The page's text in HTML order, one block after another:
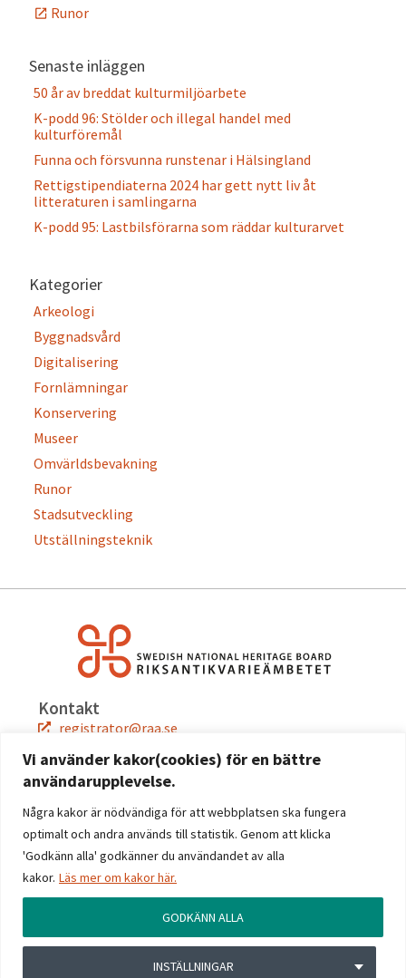
Vi använder kakor(cookies) för en bättre
användarupplevelse.
Några kakor är nödvändiga för att webbplatsen ska fungera
optimalt och andra används till statistik. Genom att klicka
'Godkänn alla' godkänner du användandet av alla
kakor. Läs mer om kakor här.
INSTÄLLNINGAR
GODKÄNN ALLA
Runor
Senaste inläggen
50 år av breddat kulturmiljöarbete
K-podd 96: Stölder och illegal handel med
kulturföremål
Funna och försvunna runstenar i Hälsingland
Rettigstipendiaterna 2024 har gett nytt liv åt
litteraturen i samlingarna
K-podd 95: Lastbilsförarna som räddar kulturarvet
Kategorier
Arkeologi
Byggnadsvård
Digitalisering
Fornlämningar
Konservering
Museer
Omvärldsbevakning
Runor
Stadsutveckling
Utställningsteknik
Kontakt
registrator@raa.se
Snabblänkar
Jobba hos oss
Press
Kontakta oss
Följ oss
Linkedin